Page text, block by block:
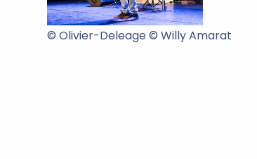
© Olivier-Deleage © Willy Amarat